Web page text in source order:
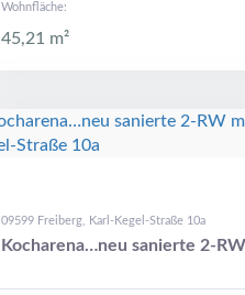
Wohnfläche:
45,21 m²
09599 Freiberg, Karl-Kegel-Straße 10a
Kocharena…neu sanierte 2-